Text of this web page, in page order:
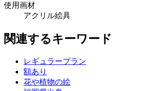
使用画材
アクリル絵具
関連するキーワード
レギュラープラン
額あり
花や植物の絵